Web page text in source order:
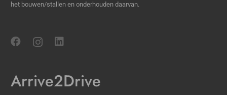
het bouwen/stallen en onderhouden daarvan.
Arrive2Drive